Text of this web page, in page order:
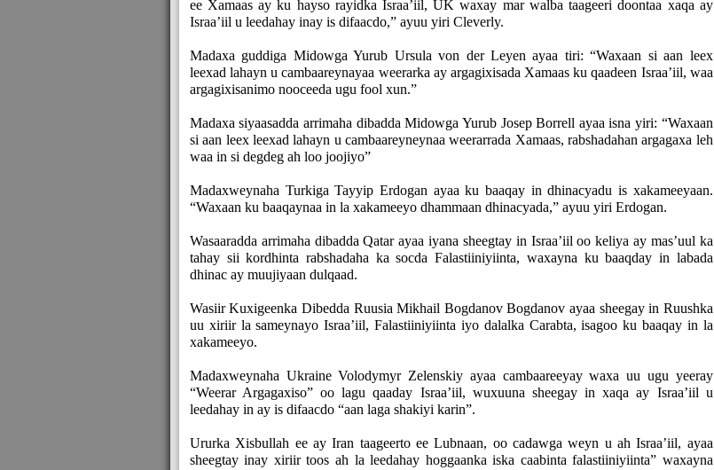
ee Xamaas ay ku hayso rayidka Israa’iil, UK waxay mar walba taageeri doontaa xaqa ay
Israa’iil u leedahay inay is difaacdo,” ayuu yiri Cleverly.
Madaxa guddiga Midowga Yurub Ursula von der Leyen ayaa tiri: “Waxaan si aan leex
leexad lahayn u cambaareynayaa weerarka ay argagixisada Xamaas ku qaadeen Israa’iil, waa
argagixisanimo nooceeda ugu fool xun.”
Madaxa siyaasadda arrimaha dibadda Midowga Yurub Josep Borrell ayaa isna yiri: “Waxaan
si aan leex leexad lahayn u cambaareyneynaa weerarrada Xamaas, rabshadahan argagaxa leh
waa in si degdeg ah loo joojiyo”
Madaxweynaha Turkiga Tayyip Erdogan ayaa ku baaqay in dhinacyadu is xakameeyaan.
“Waxaan ku baaqaynaa in la xakameeyo dhammaan dhinacyada,” ayuu yiri Erdogan.
Wasaaradda arrimaha dibadda Qatar ayaa iyana sheegtay in Israa’iil oo keliya ay mas’uul ka
tahay sii kordhinta rabshadaha ka socda Falastiiniyiinta, waxayna ku baaqday in labada
dhinac ay muujiyaan dulqaad.
Wasiir Kuxigeenka Dibedda Ruusia Mikhail Bogdanov Bogdanov ayaa sheegay in Ruushka
uu xiriir la sameynayo Israa’iil, Falastiiniyiinta iyo dalalka Carabta, isagoo ku baaqay in la
xakameeyo.
Madaxweynaha Ukraine Volodymyr Zelenskiy ayaa cambaareeyay waxa uu ugu yeeray
“Weerar Argagaxiso” oo lagu qaaday Israa’iil, wuxuuna sheegay in xaqa ay Israa’iil u
leedahay in ay is difaacdo “aan laga shakiyi karin”.
Ururka Xisbullah ee ay Iran taageerto ee Lubnaan, oo cadawga weyn u ah Israa’iil, ayaa
sheegtay inay xiriir toos ah la leedahay hoggaanka iska caabinta falastiiniyiinta” waxayna